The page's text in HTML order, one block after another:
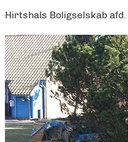
Hirtshals Boligselskab